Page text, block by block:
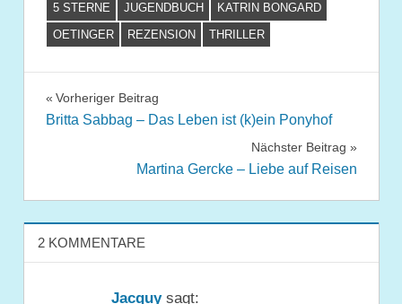
5 STERNE JUGENDBUCH
KATRIN BONGARD
OETINGER
REZENSION THRILLER
Beitragsnavigation
Vorheriger Beitrag
Britta Sabbag – Das Leben ist (k)ein Ponyhof
Nächster Beitrag
Martina Gercke – Liebe auf Reisen
2 KOMMENTARE
Jacquy sagt: